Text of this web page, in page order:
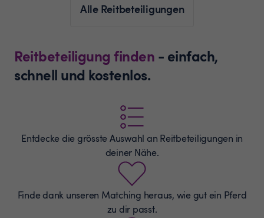
Alle Reitbeteiligungen
Reitbeteiligung finden - einfach,
schnell und kostenlos.
Entdecke die grösste Auswahl an Reitbeteiligungen in
deiner Nähe.
Finde dank unseren Matching heraus, wie gut ein Pferd
zu dir passt.